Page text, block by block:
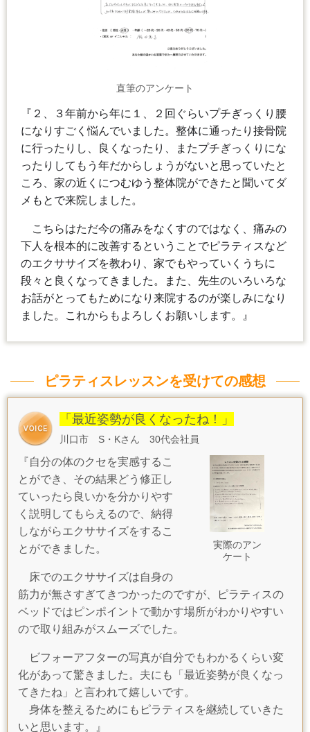
直筆のアンケート
『２、３年前から年に１、２回ぐらいプチぎっくり腰
になりすごく悩んでいました。整体に通ったり接骨院
に行ったりし、良くなったり、またプチぎっくりにな
ったりしてもう年だからしょうがないと思っていたと
ころ、家の近くにつむゆう整体院ができたと聞いてダ
メもとで来院しました。
こちらはただ今の痛みをなくすのではなく、痛みの
下人を根本的に改善するということでピラティスなど
のエクササイズを教わり、家でもやっていくうちに
段々と良くなってきました。また、先生のいろいろな
お話がとってもためになり来院するのが楽しみになり
ました。これからもよろしくお願いします。
』
ピラティスレッスンを受けての感想
「最近姿勢が良くなったね！」
川口市 S・Kさん 30代会社員
実際のアン
ケート
『自分の体のクセを実感するこ
とができ、その結果どう修正し
ていったら良いかを分かりやす
く説明してもらえるので、納得
しながらエクササイズをするこ
とができました。
床でのエクササイズは自身の
筋力が無さすぎてきつかったのですが、ピラティスの
ベッドではピンポイントで動かす場所がわかりやすい
ので取り組みがスムーズでした。
ビフォーアフターの写真が自分でもわかるくらい変
化があって驚きました。夫にも「最近姿勢が良くなっ
てきたね」と言われて嬉しいです。
身体を整えるためにもピラティスを継続していきた
いと思います。』